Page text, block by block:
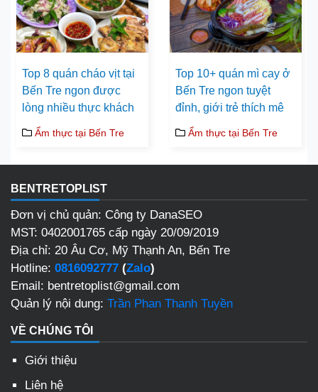
Top 8 quán cháo vịt tại
Bến Tre ngon được
lòng nhiều thực khách
Ẩm thực tại Bến Tre
Top 10+ quán mì cay ở
Bến Tre ngon tuyệt
đỉnh, giới trẻ thích mê
Ẩm thực tại Bến Tre
BENTRETOPLIST
Đơn vị chủ quản: Công ty DanaSEO
MST: 0402001765 cấp ngày 20/09/2019
Địa chỉ: 20 Âu Cơ, Mỹ Thạnh An, Bến Tre
Hotline: 0816092777 (Zalo)
Email: bentretoplist@gmail.com
Quản lý nội dung: Trần Phan Thanh Tuyền
VỀ CHÚNG TÔI
Giới thiệu
Liên hệ